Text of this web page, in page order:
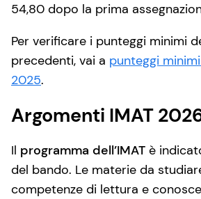
54,80 dopo la prima
Per verificare i punteggi minimi
precedenti, vai a punteggi
2025.
Argomenti IMAT
Il programma dell’IMAT è
del bando. Le materie da
competenze di lettura e